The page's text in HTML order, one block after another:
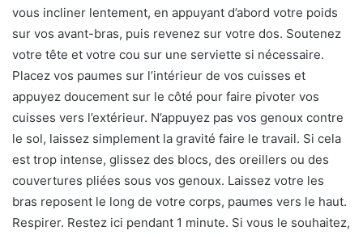
vous incliner lentement, en appuyant d’abord votre poids
sur vos avant-bras, puis revenez sur votre dos. Soutenez
votre tête et votre cou sur une serviette si nécessaire.
Placez vos paumes sur l’intérieur de vos cuisses et
appuyez doucement sur le côté pour faire pivoter vos
cuisses vers l’extérieur. N’appuyez pas vos genoux contre
le sol, laissez simplement la gravité faire le travail. Si cela
est trop intense, glissez des blocs, des oreillers ou des
couvertures pliées sous vos genoux. Laissez votre les
bras reposent le long de votre corps, paumes vers le haut.
Respirer. Restez ici pendant 1 minute. Si vous le souhaitez,